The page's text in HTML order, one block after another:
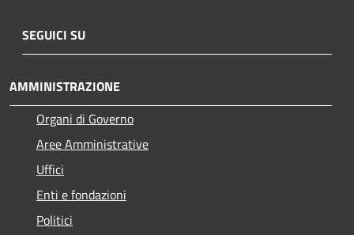
SEGUICI SU
AMMINISTRAZIONE
Organi di Governo
Aree Amministrative
Uffici
Enti e fondazioni
Politici